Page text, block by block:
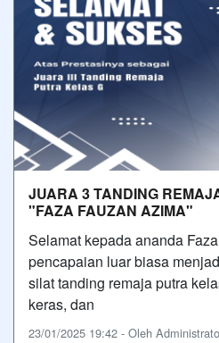
JUARA 3 TANDING
"FAZA FAUZAN AZIMA"
Selamat kepada ananda
pencapaian luar biasa
silat tanding remaja putra
keras, dan
23/01/2025 19:42 - Oleh